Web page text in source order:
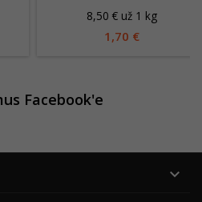
8,50 € už 1 kg
1,70 €
Facebook'e
